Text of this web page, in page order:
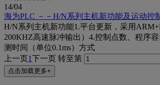
14/04
海为PLC －－H/N系列主机新功能及运动控
H/N系列主机新功能1.平台更新，采用
200KHZ高速脉冲输出）4.控制点数、程序
测时间（单位0.1ms）方式
上一页1下一页 转至第
点击加载更多+